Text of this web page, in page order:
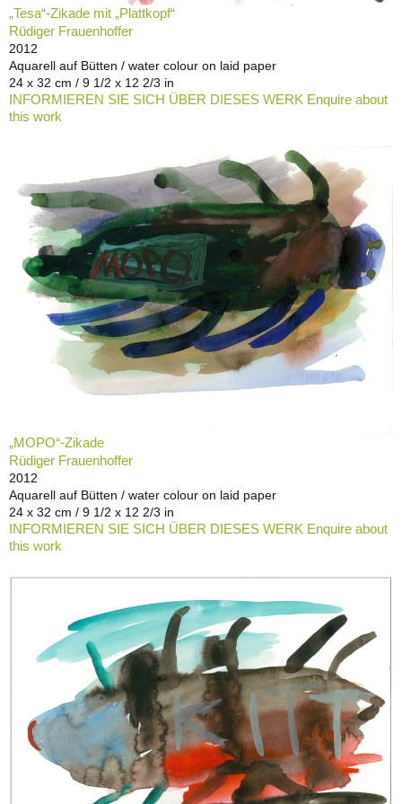
„Tesa“-Zikade mit „Plattkopf“
Rüdiger Frauenhoffer
2012
Aquarell auf Bütten / water colour on laid paper
24 x 32 cm / 9 1/2 x 12 2/3 in
INFORMIEREN SIE SICH ÜBER DIESES WERK Enquire about
this work
„MOPO“-Zikade
Rüdiger Frauenhoffer
2012
Aquarell auf Bütten / water colour on laid paper
24 x 32 cm / 9 1/2 x 12 2/3 in
INFORMIEREN SIE SICH ÜBER DIESES WERK Enquire about
this work